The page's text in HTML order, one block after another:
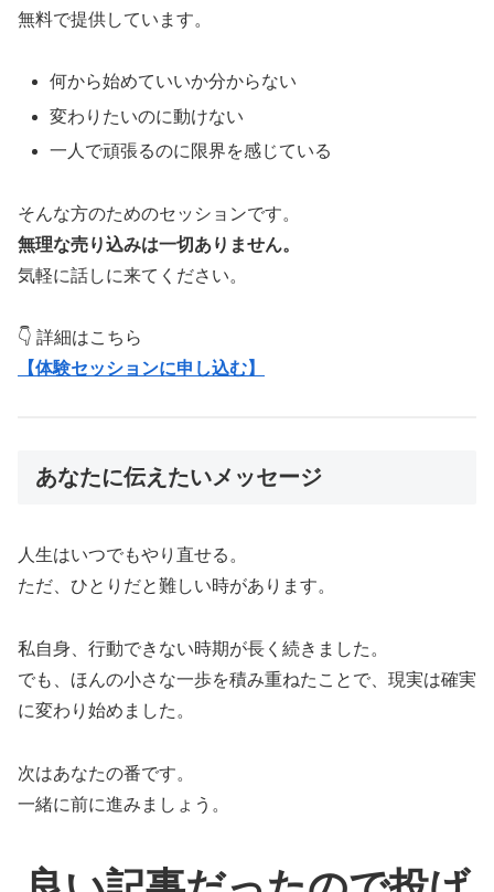
無料で提供しています。
何から始めていいか分からない
変わりたいのに動けない
一人で頑張るのに限界を感じている
そんな方のためのセッションです。
無理な売り込みは一切ありません。
気軽に話しに来てください。
👇 詳細はこちら
【体験セッションに申し込む】
あなたに伝えたいメッセージ
人生はいつでもやり直せる。
ただ、ひとりだと難しい時があります。
私自身、行動できない時期が長く続きました。
でも、ほんの小さな一歩を積み重ねたことで、現実は確実
に変わり始めました。
次はあなたの番です。
一緒に前に進みましょう。